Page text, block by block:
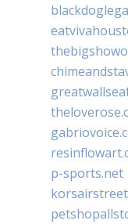
p-sports.net